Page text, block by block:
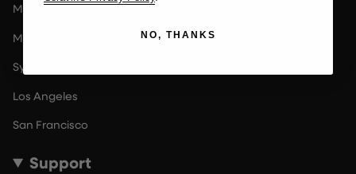
Milan
Melbourne
Sydney
Los Angeles
San Francisco
Support
NO, THANKS